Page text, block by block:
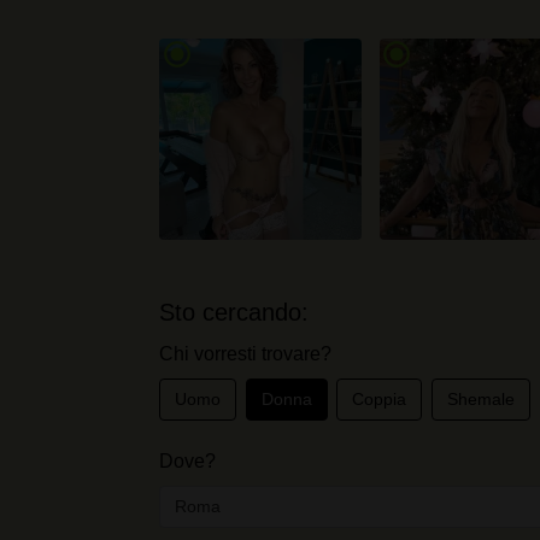
Sto cercando:
Chi vorresti trovare?
Uomo Donna Coppia Shemale
Dove?